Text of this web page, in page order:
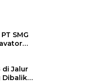
SMG
di Jalur
Dibalik